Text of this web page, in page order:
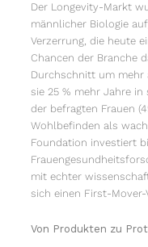
Der Longevity-Markt
männlicher Biologie
Verzerrung, die heute
Chancen der Branche
Durchschnitt um mehr
sie 25 % mehr Jahre
der befragten Frauen
Wohlbefinden als
Foundation investiert
mit echter
sich einen First-Mover-
Von Produkten zu